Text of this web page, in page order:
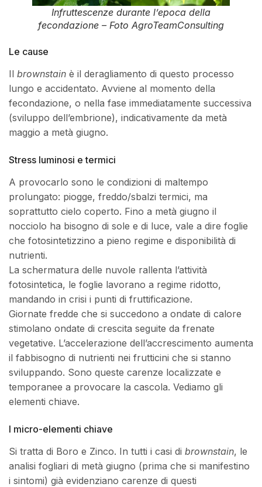
Infruttescenze durante l’epoca della
fecondazione – Foto AgroTeamConsulting
Le cause
Il brownstain è il deragliamento di questo processo
lungo e accidentato. Avviene al momento della
fecondazione, o nella fase immediatamente successiva
(sviluppo dell’embrione), indicativamente da metà
maggio a metà giugno.
Stress luminosi e termici
A provocarlo sono le condizioni di maltempo
prolungato: piogge, freddo/sbalzi termici, ma
soprattutto cielo coperto. Fino a metà giugno il
nocciolo ha bisogno di sole e di luce, vale a dire foglie
che fotosintetizzino a pieno regime e disponibilità di
nutrienti.
La schermatura delle nuvole rallenta l’attività
fotosintetica, le foglie lavorano a regime ridotto,
mandando in crisi i punti di fruttificazione.
Giornate fredde che si succedono a ondate di calore
stimolano ondate di crescita seguite da frenate
vegetative. L’accelerazione dell’accrescimento aumenta
il fabbisogno di nutrienti nei frutticini che si stanno
sviluppando. Sono queste carenze localizzate e
temporanee a provocare la cascola. Vediamo gli
elementi chiave.
I micro-elementi chiave
Si tratta di Boro e Zinco. In tutti i casi di brownstain, le
analisi fogliari di metà giugno (prima che si manifestino
i sintomi) già evidenziano carenze di questi